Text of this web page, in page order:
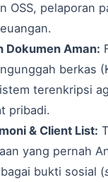
OSS, pelaporan
Dokumen Aman:
berkas
terenkripsi
pribadi.
& Client List:
yang pernah
bukti sosial (